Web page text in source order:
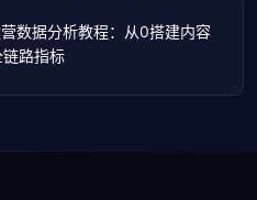
数据分析教程：从0搭建内容
路指标